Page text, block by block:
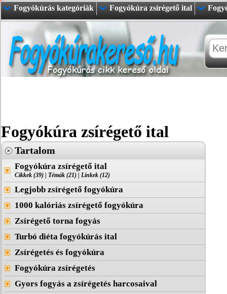
Fogyókúrás kategóriák Fogyókúra zsírégető ital
Fogyókúra zsírégető ital
Tartalom
Fogyókúra zsírégető ital
Cikkek (39) Témák (21) Linkek (12)
Legjobb zsírégető fogyókúra
1000 kalóriás zsírégető fogyókúra
Zsírégető torna fogyás
Turbó diéta fogyókúrás ital
Zsírégetés és fogyókúra
Fogyókúra zsírégetés
Gyors fogyás a zsírégetés harcosaival